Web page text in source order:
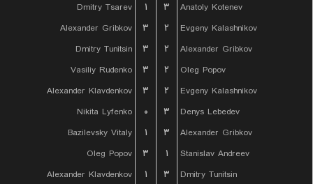
Dmitry Tsarev
۱ ۳
Anatoly Kotenev
Alexander Gribkov
۳ ۲
Evgeny Kalashnikov
Dmitry Tunitsin
۳ ۲
Alexander Gribkov
Vasiliy Rudenko
۳ ۲
Oleg Popov
Alexander Klavdenkov
۳ ۲
Evgeny Kalashnikov
Nikita Lyfenko
۰ ۳
Denys Lebedev
Bazilevsky Vitaly
۱ ۳
Alexander Gribkov
Oleg Popov
۳ ۱
Stanislav Andreev
Alexander Klavdenkov
۱ ۳
Dmitry Tunitsin